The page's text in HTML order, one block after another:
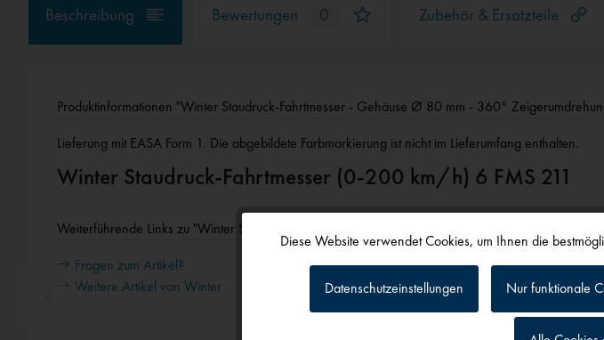
Beschreibung Bewertungen 0 Zubehör & Ersatzteile
Produktinformationen "Winter Staudruck-Fahrtmesser - Gehäuse Ø 80 mm - 360°
Lieferung mit EASA Form 1. Die abgebildete Farbmarkierung ist nicht im Lieferumfang enthalten.
Winter Staudruck-Fahrtmesser (0-200 km/h) 6 FMS 211
Weiterführende Links zu "Winter Staudruck-Fahrtmesser - Gehäuse Ø 80 mm - 360°
Fragen zum Artikel?
Weitere Artikel von Winter
Tracking
Diese Website verwendet Cookies, um Ihnen die
Datenschutzeinstellungen Nur funktionale